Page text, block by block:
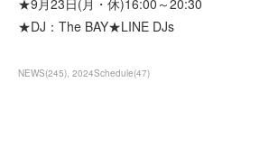
★9月23日(月・休)16:00～20:30
★DJ：The BAY★LINE DJs
NEWS(245) 2024Schedule(47)